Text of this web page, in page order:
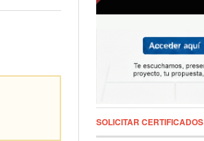
SOLICITAR CERTIFICADOS